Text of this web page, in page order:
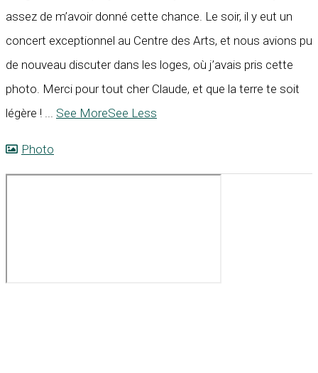
assez de m’avoir donné cette chance. Le soir, il y eut un
concert exceptionnel au Centre des Arts, et nous avions pu
de nouveau discuter dans les loges, où j’avais pris cette
photo. Merci pour tout cher Claude, et que la terre te soit
légère !
See MoreSee Less
Photo